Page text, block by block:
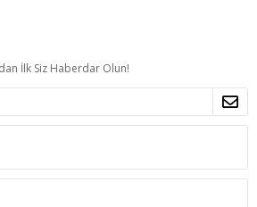
İlk Siz Haberdar Olun!